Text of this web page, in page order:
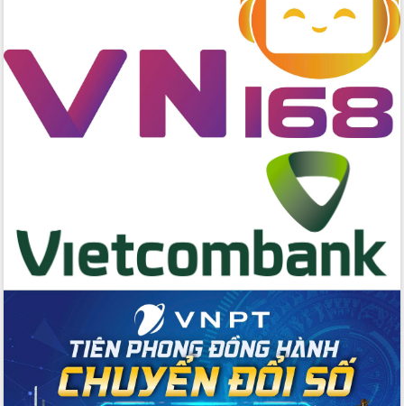
Tập huấn ứng dụng trí tuệ nhân tạo (AI)
trong thương mại điện tử năm 2026
Đoàn đại biểu Quốc hội tỉnh Đắk Lắk
trao đổi thông tin trước Kỳ họp thứ
nhất, Quốc hội khóa XVI
Xã Ea Phê gắn cải cách hành chính với
chuyển đổi số
Phó Chủ tịch Thường trực UBND tỉnh
Hồ Thị Nguyên Thảo làm việc tại Trung
tâm Phục vụ hành chính công xã Ea
Xây dựng nền hành chính số đồng
hành cùng nông dân dân, doanh nghiệp
Giai đoạn 2026-2030, Đắk Lắk phấn